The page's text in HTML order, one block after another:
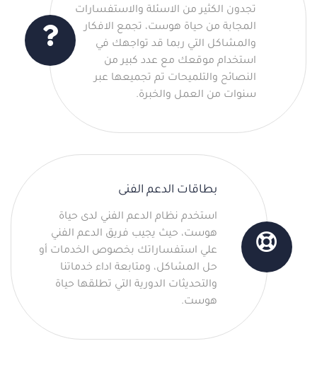
تجدون الكثير من الاسئلة والاستفسارات
المجابة من حياة هوست، تجمع الافكار
والمشاكل التي ربما قد تواجهك في
استخدام موقعك مع عدد كبير من
النصائح والتلميحات تم تجميعها عبر
سنوات من العمل والخبرة.
بطاقات الدعم الفنى
استخدم نظام الدعم الفني لدى حياة
هوست، حيث يجيب فريق الدعم الفني
علي استفساراتك بخصوص الخدمات أو
حل المشاكل، ومتابعة اداء خدماتنا
والتحديثات الدورية التي تطلقها حياة
هوست.